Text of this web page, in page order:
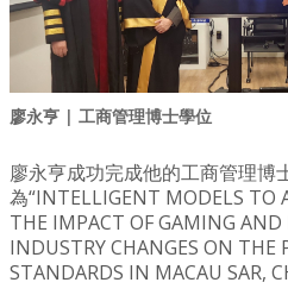
廖永亨 | 工商管理博士學位
廖永亨成功完成他的工商管理博
為“INTELLIGENT MODELS TO
THE IMPACT OF GAMING
INDUSTRY CHANGES ON
STANDARDS IN MACAU SAR,